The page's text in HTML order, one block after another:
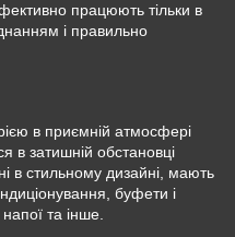
працюють тільки в
і правильно
в приємній атмосфері
в затишній обстановці
в стильному дизайні, мають
буфети і
та інше.